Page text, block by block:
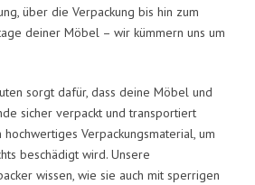
über die Verpackung bis hin zum
deiner Möbel – wir kümmern uns um
sorgt dafür, dass deine Möbel und
sicher verpackt und transportiert
Verpackungsmaterial, um
beschädigt wird. Unsere
wissen, wie sie auch mit sperrigen